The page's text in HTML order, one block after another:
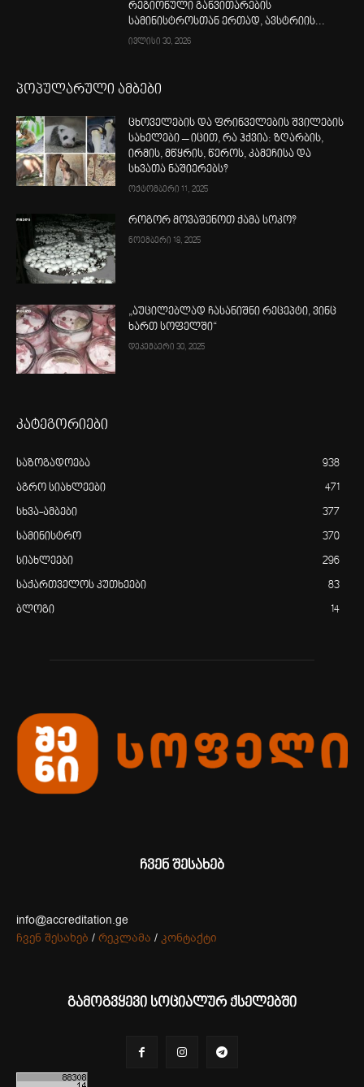
რეგიონული განვითარების
სამინისტროსთან ერთად, ავსტრიის...
ივლისი 30, 2026
პოპულარული ამბები
ცხოველების და ფრინველების შვილების
სახელები – იცით, რა ჰქვია: ზღარბის,
ირმის, მწყრის, წეროს, კამეჩისა და
სხვათა ნაშიერებს?
ოქტომბერი 11, 2025
როგორ მოვაშენოთ ქამა სოკო?
ნოემბერი 18, 2025
„აუცილებლად ჩასანიშნი რეცეპტი, ვინც
ხართ სოფელში“
დეკემბერი 30, 2025
კატეგორიები
საზოგადოება 938
აგრო სიახლეები 471
სხვა-ამბები 377
სამინისტრო 370
სიახლეები 296
საქართველოს კუთხეები 83
ბლოგი 14
ჩვენ შესახებ
info@accreditation.ge
ჩვენ შესახებ / რეკლამა / კონტაქტი
გამოგვყევი სოციალურ ქსელებში